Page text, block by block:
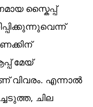
സ്കൈപ്പ്
മേയ്
വിവരം. എന്നാൽ
ചില